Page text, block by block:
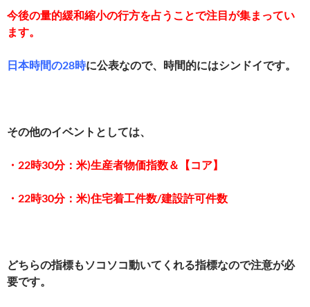
今後の量的緩和縮小の行方を占うことで注目が集まってい
ます。
日本時間の28時に公表なので、時間的にはシンドイです。
その他のイベントとしては、
・22時30分：米)生産者物価指数＆【コア】
・22時30分：米)住宅着工件数/建設許可件数
どちらの指標もソコソコ動いてくれる指標なので注意が必
要です。